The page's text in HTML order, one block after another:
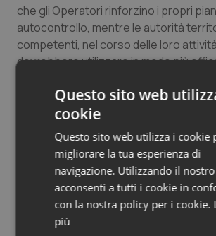
Salute orale & impianti
Sangue & coagulazione
Tiroide
Tumore ovarico
Tumori del Polmone & Testa
che gli Operatori rinforzino i propri
autocontrollo, mentre le autorità
competenti, nel corso delle loro
dovrebbero utilizzare in modo più
© Riproduzione riservata
Questo sito web
cookie
Questo sito web utilizza i cookie
migliorare la tua esperienza di
navigazione. Utilizzando il
acconsenti a tutti i cookie in
con la nostra policy per i cookie.
più